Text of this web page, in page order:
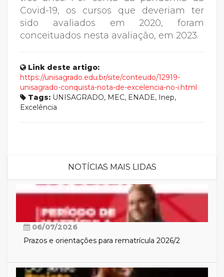
Covid-19, os cursos que deveriam ter
sido avaliados em 2020, foram
conceituados nesta avaliação, em 2023.
Link deste artigo:
https://unisagrado.edu.br/site/conteudo/12919-
unisagrado-conquista-nota-de-excelencia-no-i.html
Tags: UNISAGRADO, MEC, ENADE, Inep,
Excelência
NOTÍCIAS MAIS LIDAS
06/07/2026
Prazos e orientações para rematrícula 2026/2